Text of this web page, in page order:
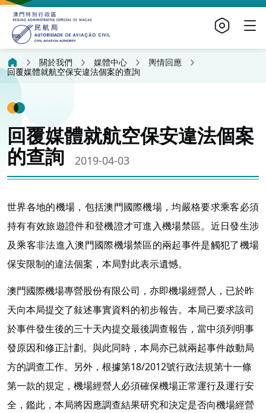
關於我們 媒體中心
輿情回應
回覆媒體就航空保安違法個案的查詢
回覆媒體就航空保安違法個案
的查詢
2019-04-03
世界各地的機場，包括澳門國際機場，均嚴格要求乘客必須
持有有效旅遊證件和登機證才可進入機場禁區。近日發生涉
及乘客非法進入澳門國際機場禁區的兩起事件是觸犯了機場
保安限制的違法個案，本局對此表示遺憾。
澳門國際機場專營股份有限公司，亦即機場經營人，已於昨
天向本局提交了敍述事實資料的初步報告。本局已要求該司
於事件發生後的三十天內提交最後調查報告，當中須列明事
發原因和修正計劃。與此同時，本局亦已就兩起事件啟動局
方的調查工作。另外，根據第18/2012號行政法規第十一條
第一款的規定，機場經營人必須確保機場正常運行及運行安
全，鑑此，本局將因應調查結果研究和決定是否向機場經營